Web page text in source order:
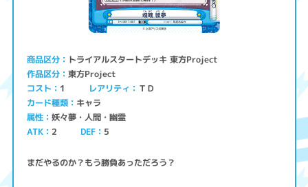
商品区分 トライアルスタートデッキ 東方Project
作品区分 東方Project
コスト 1 レアリティ ＴＤ
カード種類 キャラ
属性 妖々夢・人間・幽霊
ATK 2 DEF 5
まだやるのか？もう勝負あっただろう？